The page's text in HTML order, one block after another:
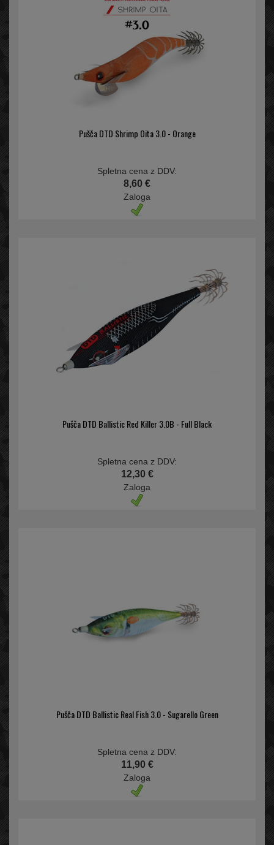
Pušča DTD Shrimp Oita 3.0 - Orange
Spletna cena z DDV:
8,60 €
Zaloga
Pušča DTD Ballistic Red Killer 3.0B - Full Black
Spletna cena z DDV:
12,30 €
Zaloga
Pušča DTD Ballistic Real Fish 3.0 - Sugarello Green
Spletna cena z DDV:
11,90 €
Zaloga